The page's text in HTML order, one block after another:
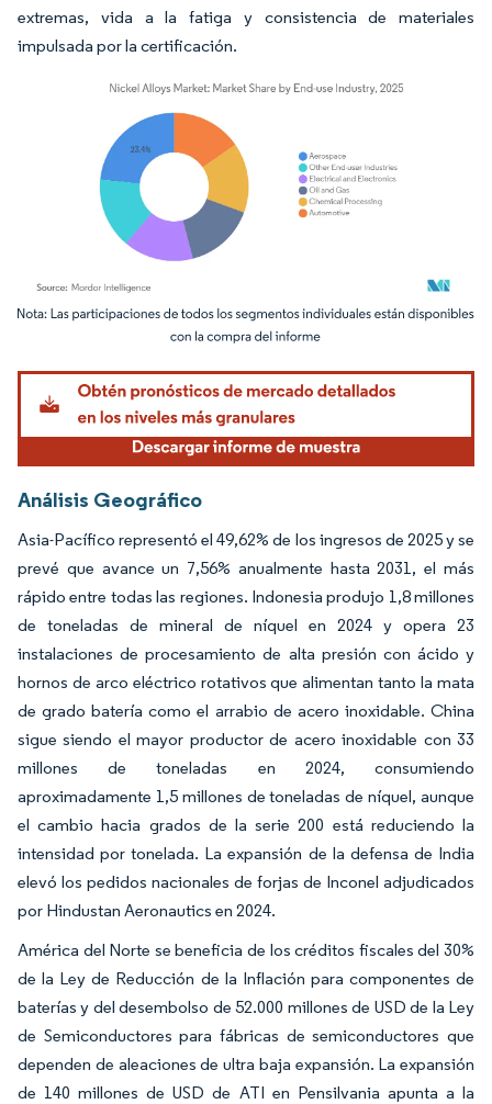
extremas, vida a la fatiga y consistencia de materiales
impulsada por la certificación.
Imagen © Mordor Intelligence. El uso requiere atribución según CC BY 4.0.
Análisis Geográfico
Asia-Pacífico representó el 49,62% de los ingresos de 2025 y se
prevé que avance un 7,56% anualmente hasta 2031, el más
rápido entre todas las regiones. Indonesia produjo 1,8 millones
de toneladas de mineral de níquel en 2024 y opera 23
instalaciones de procesamiento de alta presión con ácido y
hornos de arco eléctrico rotativos que alimentan tanto la mata
de grado batería como el arrabio de acero inoxidable. China
sigue siendo el mayor productor de acero inoxidable con 33
millones de toneladas en 2024, consumiendo
aproximadamente 1,5 millones de toneladas de níquel, aunque
el cambio hacia grados de la serie 200 está reduciendo la
intensidad por tonelada. La expansión de la defensa de India
elevó los pedidos nacionales de forjas de Inconel adjudicados
por Hindustan Aeronautics en 2024.
América del Norte se beneficia de los créditos fiscales del 30%
de la Ley de Reducción de la Inflación para componentes de
baterías y del desembolso de 52.000 millones de USD de la Ley
de Semiconductores para fábricas de semiconductores que
dependen de aleaciones de ultra baja expansión. La expansión
de 140 millones de USD de ATI en Pensilvania apunta a la